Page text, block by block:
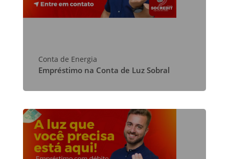
Conta de Energia
Empréstimo na Conta de Luz Sobral